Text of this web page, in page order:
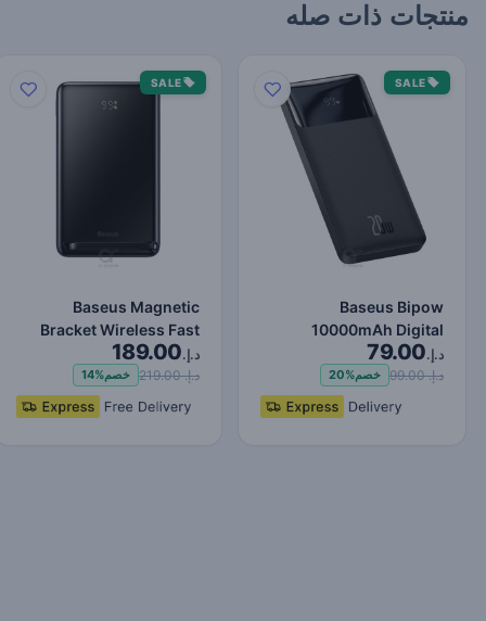
منتجات ذات صله
SALE
Baseus Bipow
10000mAh Digital
Display Power Bank,
20W Fast Charg…
د.إ.79.00
د.إ. 99.00 خصم20%
SALE
Baseus Magnetic
Bracket Wireless Fast
Charge Power Bank
10000mAh…
د.إ.189.00
د.إ. 219.00 خصم14%